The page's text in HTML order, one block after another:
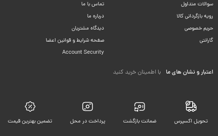
سوالات متداول
رویه بازگردانی کالا
حریم خصوصی
گارانتی
تماس با ما
درباره ما
دیدگاه مشتریان
صفحه شرایط و قوانین اعضا
Account Security
اعتبار و نشان های ما با اطمینان خرید کنید
تحویل اکسپرس ضمانت بازگشت پرداخت در محل تضمین بهترین قیمت